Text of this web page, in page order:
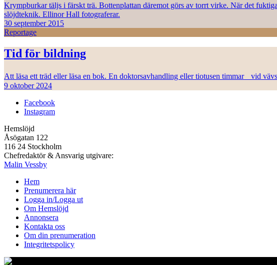
Krympburkar täljs i färskt trä. Bottenplattan däremot görs av torrt virke. När det
slöjdteknik. Ellinor Hall fotograferar.
30 september 2015
Reportage
Tid för bildning
Att läsa ett träd eller läsa en bok. En doktorsavhandling eller tiotusen timmar vid
9 oktober 2024
Facebook
Instagram
Hemslöjd
Åsögatan 122
116 24 Stockholm
Chefredaktör & Ansvarig utgivare:
Malin Vessby
Hem
Prenumerera här
Logga in/Logga ut
Om Hemslöjd
Annonsera
Kontakta oss
Om din prenumeration
Integritetspolicy